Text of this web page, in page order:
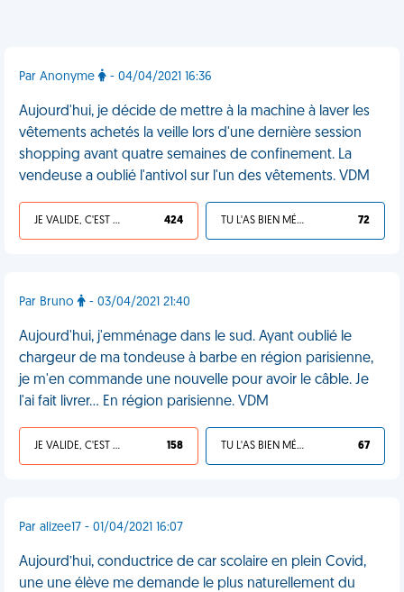
Par Anonyme - 04/04/2021 16:36
Aujourd'hui, je décide de mettre à la machine à laver les
vêtements achetés la veille lors d'une dernière session
shopping avant quatre semaines de confinement. La
vendeuse a oublié l'antivol sur l'un des vêtements. VDM
JE VALIDE, C'EST UNE VDM 424 TU L'AS BIEN MÉRITÉ 72
Par Bruno - 03/04/2021 21:40
Aujourd'hui, j'emménage dans le sud. Ayant oublié le
chargeur de ma tondeuse à barbe en région parisienne,
je m'en commande une nouvelle pour avoir le câble. Je
l'ai fait livrer... En région parisienne. VDM
JE VALIDE, C'EST UNE VDM 158 TU L'AS BIEN MÉRITÉ 67
Par alizee17 - 01/04/2021 16:07
Aujourd’hui, conductrice de car scolaire en plein Covid,
une une élève me demande le plus naturellement du